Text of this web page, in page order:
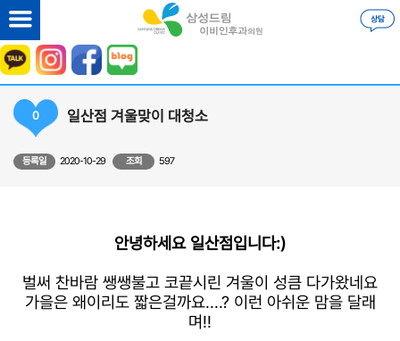
0 일산점 겨울맞이 대청소
등록일 2020-10-29 조회 597
안녕하세요 일산점입니다:)
벌써 찬바람 쌩쌩불고 코끝시린 겨울이 성큼 다가왔네요
가을은 왜이리도 짧은걸까요....? 이런 아쉬운 맘을 달래
며!!